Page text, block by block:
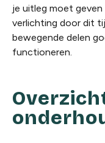
je uitleg moet
verlichting door dit
bewegende delen
functioneren.